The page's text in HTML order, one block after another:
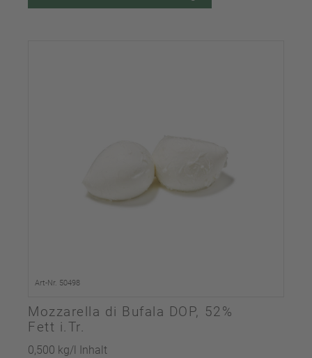
Art-Nr. 50498
Mozzarella di Bufala DOP, 52%
Fett i.Tr.
0,500 kg/l Inhalt